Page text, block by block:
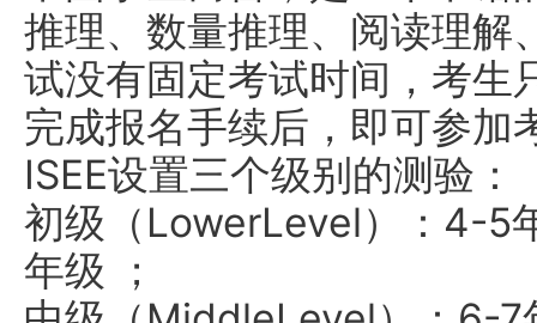
推理、数量推理、阅读理解
试没有固定考试时间，考生
完成报名手续后，即可参加
ISEE设置三个级别的测验：
初级（LowerLevel）：4-5
年级 ；